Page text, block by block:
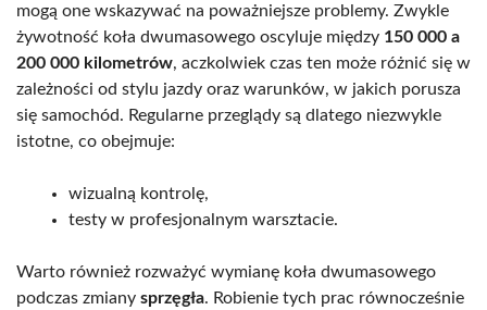
mogą one wskazywać na poważniejsze problemy. Zwykle
żywotność koła dwumasowego oscyluje między 150 000 a
200 000 kilometrów, aczkolwiek czas ten może różnić się w
zależności od stylu jazdy oraz warunków, w jakich porusza
się samochód. Regularne przeglądy są dlatego niezwykle
istotne, co obejmuje:
wizualną kontrolę,
testy w profesjonalnym warsztacie.
Warto również rozważyć wymianę koła dwumasowego
podczas zmiany sprzęgła. Robienie tych prac równocześnie